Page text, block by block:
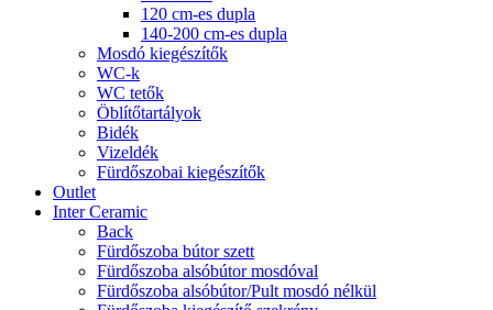
120 cm-es dupla
140-200 cm-es dupla
Mosdó kiegészítők
WC-k
WC tetők
Öblítőtartályok
Bidék
Vizeldék
Fürdőszobai kiegészítők
Outlet
Inter Ceramic
Back
Fürdőszoba bútor szett
Fürdőszoba alsóbútor mosdóval
Fürdőszoba alsóbútor/Pult mosdó nélkül